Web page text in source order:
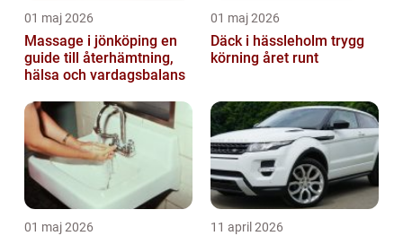
01 maj 2026
Massage i jönköping en
guide till återhämtning,
hälsa och vardagsbalans
01 maj 2026
Däck i hässleholm trygg
körning året runt
01 maj 2026 11 april 2026